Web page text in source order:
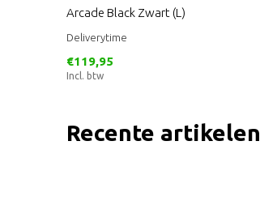
Arcade Black Zwart (L)
Deliverytime
€119,95
Incl. btw
Recente artikelen